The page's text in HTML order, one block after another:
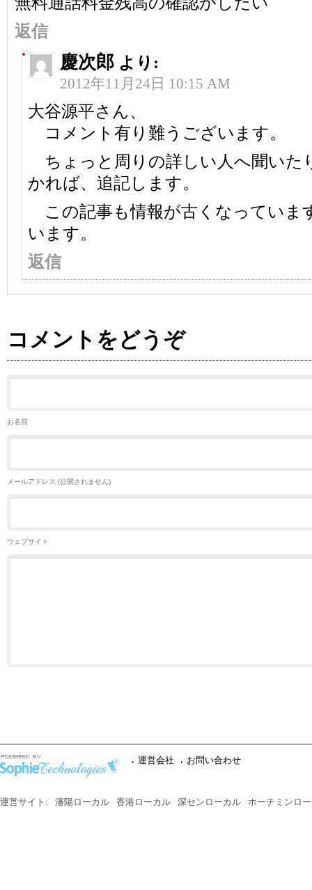
返信
慶次郎 より:
2012年11月24日 10:15 AM
大谷源平さん、
コメント有り難うございます。
ちょっと周りの詳しい人へ聞いた
かれば、追記します。
この記事も情報が古くなっていま
います。
返信
コメントをどうぞ
お名前
メールアドレス (公開されません)
ウェブサイト
運営会社 お問い合わせ
運営サイト: 瀋陽ローカル 香港ローカル 深センローカル ホーチミンロ